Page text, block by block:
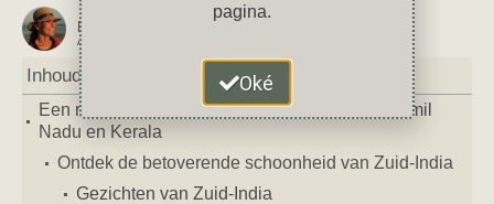
Petra
AUTEUR VAN DIT ARTIKEL
Inhoud
Een reis door Zuid-India in foto’s: Karnataka, Tamil
Nadu en Kerala
Ontdek de betoverende schoonheid van Zuid-India
Gezichten van Zuid-India
pagina.
Oké